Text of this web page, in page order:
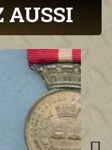
AUSSI